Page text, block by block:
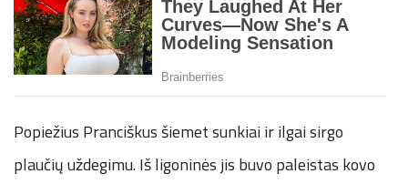
Popiežius Pranciškus šiemet sunkiai ir ilgai sirgo
plaučių uždegimu. Iš ligoninės jis buvo paleistas kovo